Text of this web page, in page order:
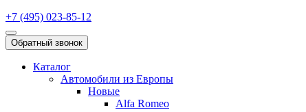
+7 (495) 023-85-12
Обратный звонок
Каталог
Автомобили из Европы
Новые
Alfa Romeo